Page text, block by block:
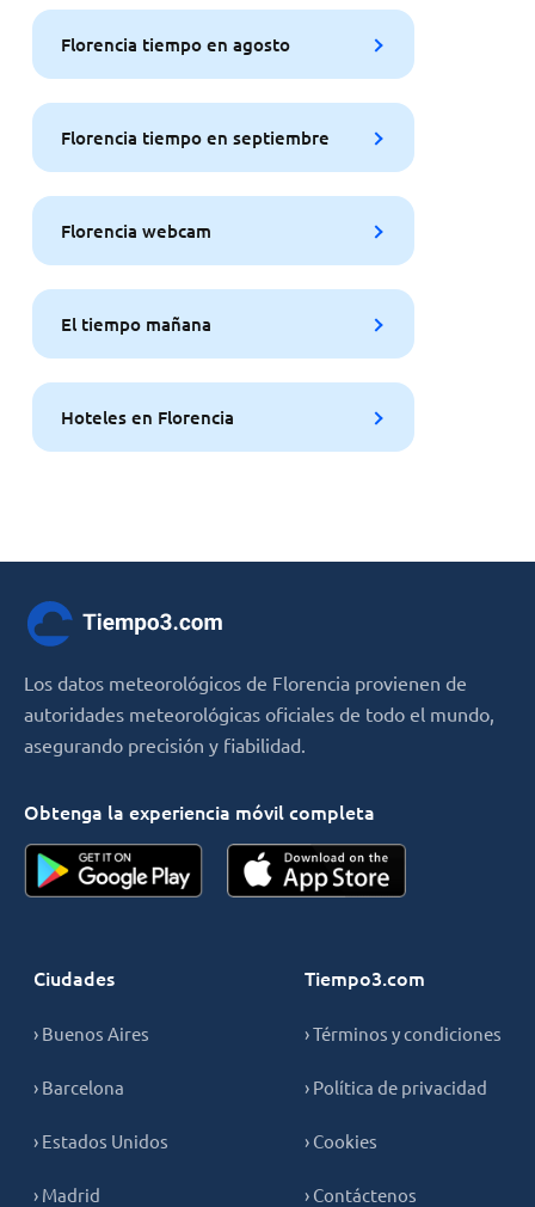
Florencia tiempo en agosto
Florencia tiempo en septiembre
Florencia webcam
El tiempo mañana
Hoteles en Florencia
Los datos meteorológicos de Florencia provienen de
autoridades meteorológicas oficiales de todo el mundo,
asegurando precisión y fiabilidad.
Obtenga la experiencia móvil completa
Ciudades
› Buenos Aires
› Barcelona
› Estados Unidos
› Madrid
Tiempo3.com
› Términos y condiciones
› Política de privacidad
› Cookies
› Contáctenos